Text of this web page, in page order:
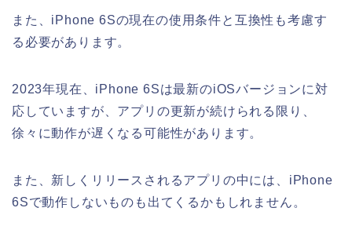
また、iPhone 6Sの現在の使用条件と互換性も考慮す
る必要があります。
2023年現在、iPhone 6Sは最新のiOSバージョンに対
応していますが、アプリの更新が続けられる限り、
徐々に動作が遅くなる可能性があります。
また、新しくリリースされるアプリの中には、iPhone
6Sで動作しないものも出てくるかもしれません。